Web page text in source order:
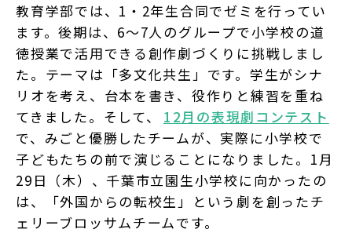
教育学部では、1・2年生合同でゼミを行ってい
ます。後期は、6～7人のグループで小学校の道
徳授業で活用できる創作劇づくりに挑戦しまし
た。テーマは「多文化共生」です。学生がシナ
リオを考え、台本を書き、役作りと練習を重ね
てきました。そして、
12月の表現劇コンテスト
で、みごと優勝したチームが、実際に小学校で
子どもたちの前で演じることになりました。1月
29日（木）、千葉市立園生小学校に向かったの
は、「外国からの転校生」という劇を創ったチ
ェリーブロッサムチームです。